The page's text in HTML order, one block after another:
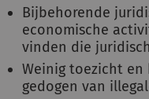
Bijbehorende
economische
vinden die
Weinig toezicht en
gedogen van